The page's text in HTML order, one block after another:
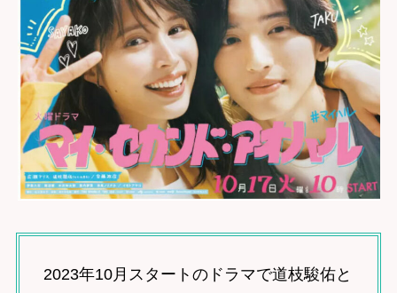
2023年10月スタートのドラマで道枝駿佑と